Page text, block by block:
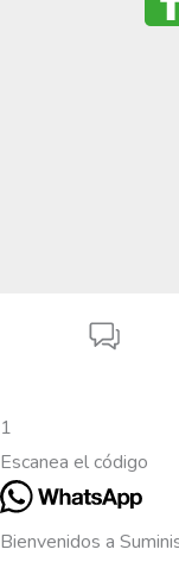
1
Escanea el código
Bienvenidos a